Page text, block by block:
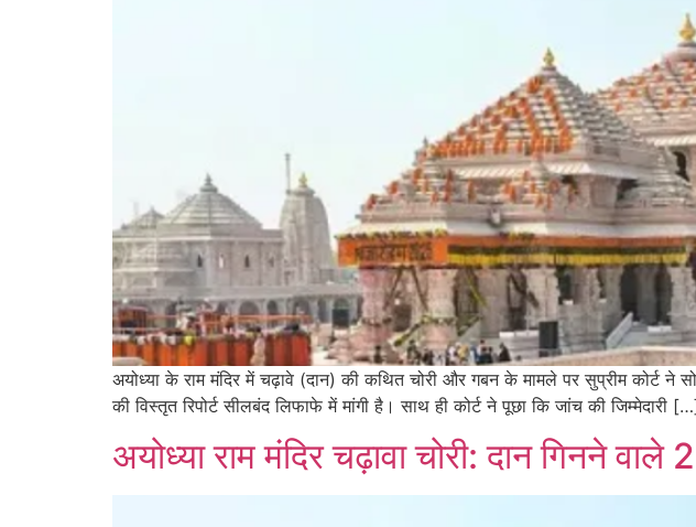
अयोध्या के राम मंदिर में चढ़ावे (दान) की कथित चोरी और गबन के मामले पर सुप्रीम कोर्ट
की विस्तृत रिपोर्ट सीलबंद लिफाफे में मांगी है। साथ ही कोर्ट ने पूछा कि जांच की जिम्मेदारी
अयोध्या राम मंदिर चढ़ावा चोरी: दान गिनने